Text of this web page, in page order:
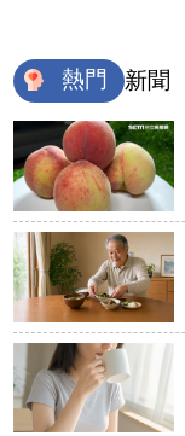
熱門 新聞